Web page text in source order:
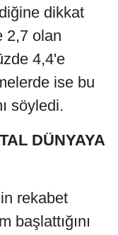
dikkat
2,7 olan
4,4'e
ise bu
söyledi.
DÜNYAYA
rekabet
başlattığını